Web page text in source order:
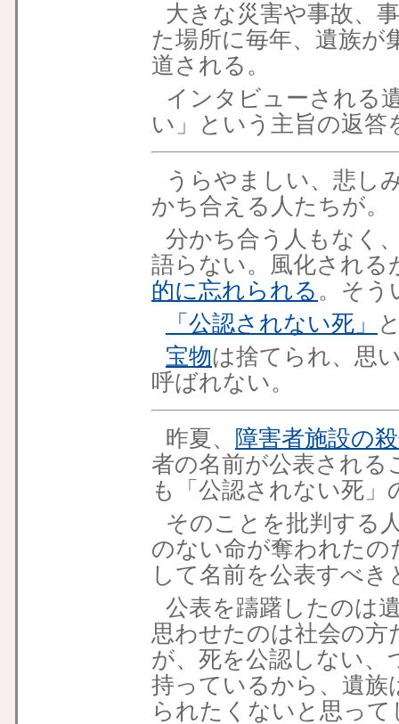
大きな災害や事故、
た場所に毎年、遺族が
道される。
インタビューされる
い」という主旨の返答
うらやましい、悲し
かち合える人たちが。
分かち合う人もなく
語らない。風化され
的に忘れられる 。そう
「公認されない死」
宝物は捨てられ、思
呼ばれない。
昨夏、
障害者施設の
者の名前が公表され
も「公認されない死」
そのことを批判する
のない命が奪われた
して名前を公表すべき
公表を躊躇したのは
思わせたのは社会の
が、死を公認しない、
持っているから、遺族
られたくないと思って